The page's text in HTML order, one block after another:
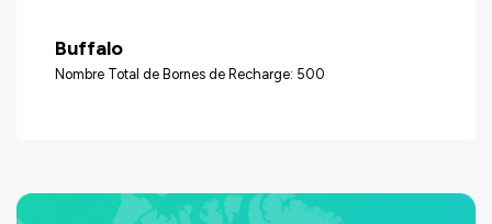
Buffalo
Nombre Total de Bornes de Recharge: 500